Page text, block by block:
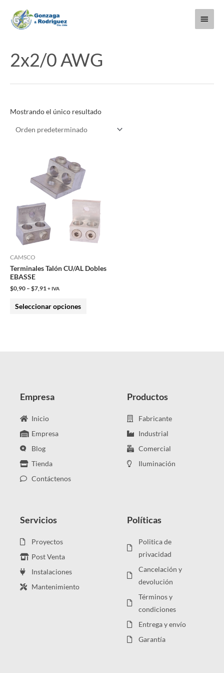
contenido
Menú
2x2/0 AWG
Mostrando el único resultado
CAMSCO
Terminales Talón CU/AL Dobles
EBASSE
$0,90 – $7,91 + IVA
Seleccionar opciones
variantes.
Las
opciones
se
elegir
Empresa
Inicio
Empresa
Blog
Tienda
Contáctenos
Productos
Fabricante
Industrial
Comercial
Iluminación
Servicios
Proyectos
Post Venta
Instalaciones
Mantenimiento
Políticas
Politica de
privacidad
Cancelación y
devolución
Términos y
condiciones
Entrega y envío
Garantía